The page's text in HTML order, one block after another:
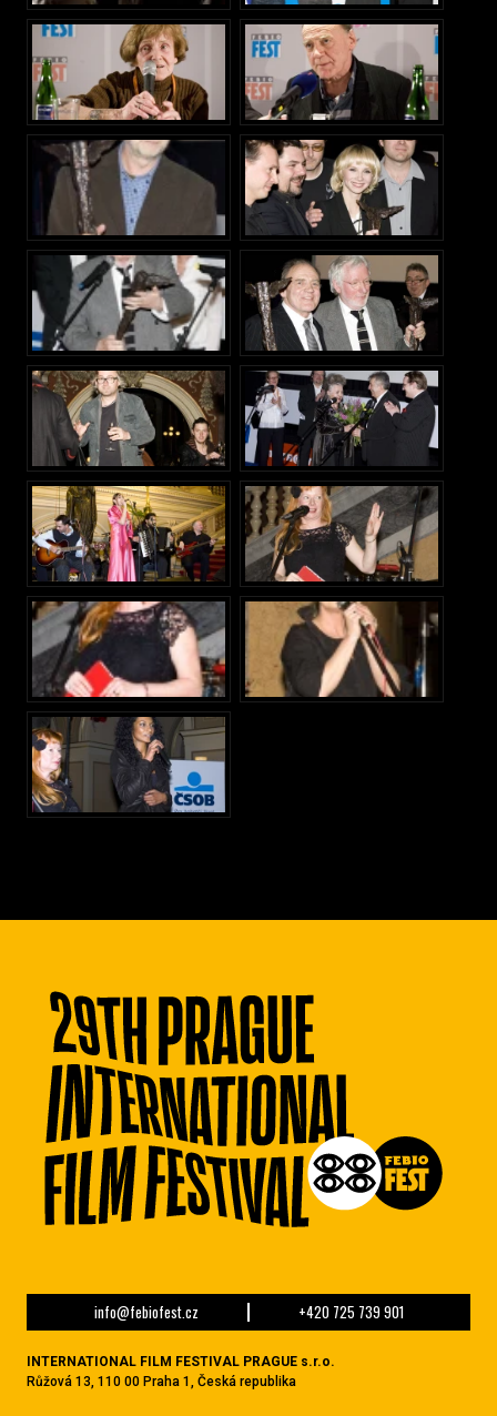
info@febiofest.cz +420 725 739 901
INTERNATIONAL FILM FESTIVAL PRAGUE s.r.o.
Růžová 13, 110 00 Praha 1, Česká republika